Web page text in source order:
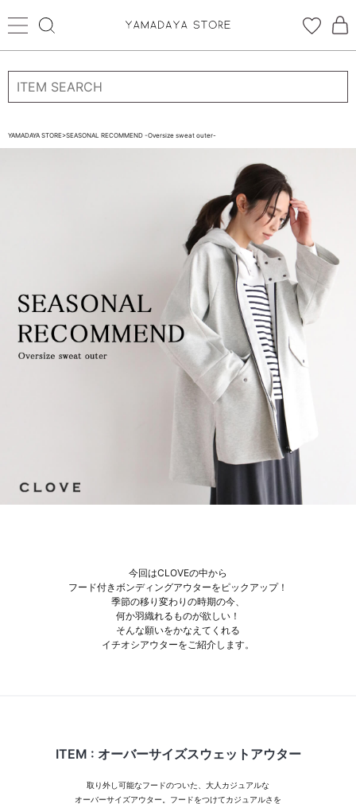
ログイン 新規会員登録
STORE BRAND・LABELから探す
新着商品
予約商品
YAMADAYA STORE>SEASONAL RECOMMEND -Oversize sweat outer-
今回はCLOVEの中から
フード付きボンディングアウターをピックアップ！
季節の移り変わりの時期の今、
何か羽織れるものが欲しい！
そんな願いをかなえてくれる
イチオシアウターをご紹介します。
ITEM : オーバーサイズスウェットアウター
取り外し可能なフードのついた、大人カジュアルな
オーバーサイズアウター。フードをつけてカジュアルさを